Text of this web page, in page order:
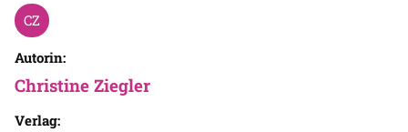
Autorin:
Christine Ziegler
Verlag: